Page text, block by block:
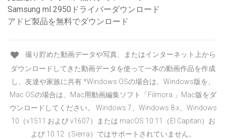
Samsung ml 2950ドライバーダウンロード
アドビ製品を無料でダウンロード
撮り貯めた動画データや写真、またはインターネット上から
ダウンロードしてきた動画データを使って一本の動画作品を作成
し、友達や家族に共有 *Windows OSの場合は、Windows版を、
Mac OSの場合は、Mac用動画編集ソフト「Filmora 」Mac版をダ
ウンロードしてください。 Windows 7、Windows 8.x、Windows
10（v1511 および v1607）または macOS 10.11（El Capitan）お
よび 10.12（Sierra）ではサポートされていません。